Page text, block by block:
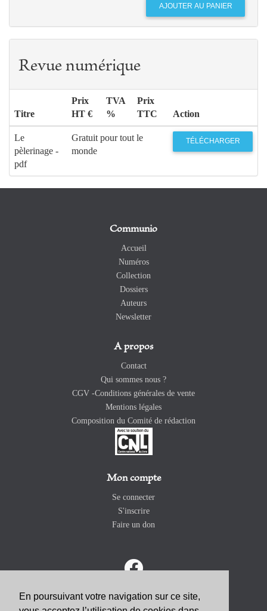
En poursuivant votre navigation sur ce site,
Revue numérique
Titre
Prix
HT €
TVA
%
Prix
TTC
Action
Le
pèlerinage -
pdf
Gratuit pour tout le
monde
TÉLÉCHARGER
Communio
Accueil
Numéros
Collection
Dossiers
Auteurs
Newsletter
A propos
Contact
Qui sommes nous ?
CGV -Conditions générales de vente
Mentions légales
Composition du Comité de rédaction
Mon compte
Se connecter
S'inscrire
Faire un don